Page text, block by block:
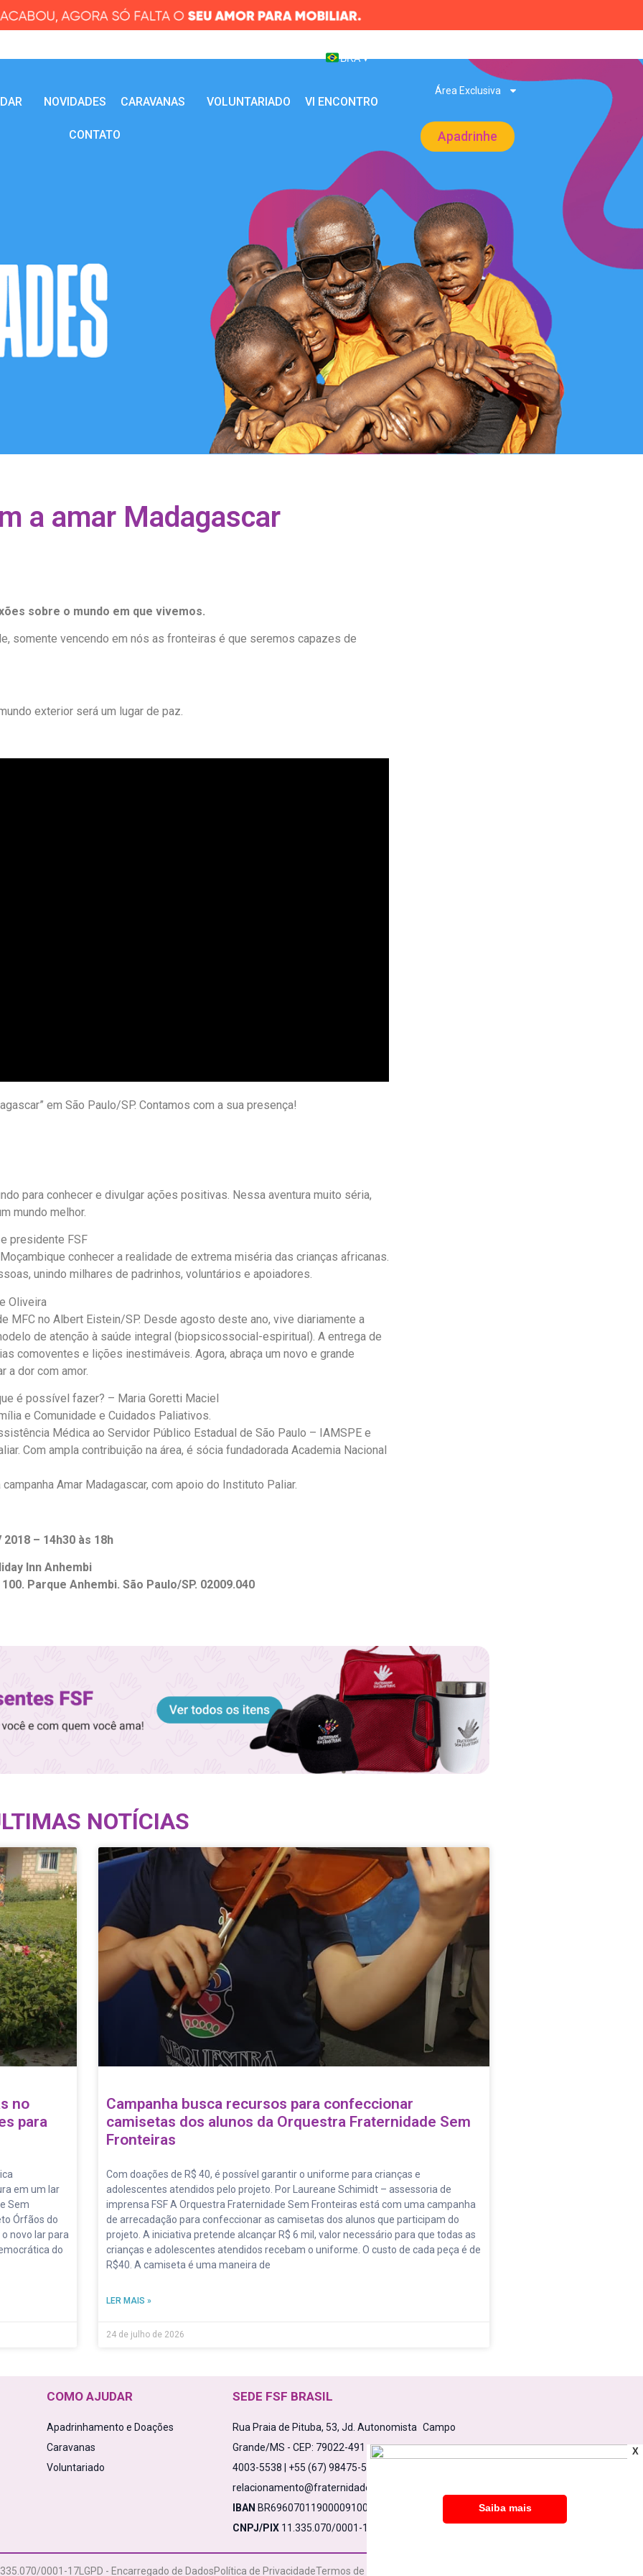
BRA ▾
NOVIDADES CARAVANAS VOLUNTARIADO VI ENCONTRO
CONTATO
Área Exclusiva
Apadrinhe
a amar Madagascar
sobre o mundo em que vivemos.
somente vencendo em nós as fronteiras é que seremos capazes de
exterior será um lugar de paz.
em São Paulo/SP. Contamos com a sua presença!
para conhecer e divulgar ações positivas. Nessa aventura muito séria,
mundo melhor.
presidente FSF
conhecer a realidade de extrema miséria das crianças africanas.
unindo milhares de padrinhos, voluntários e apoiadores.
Oliveira
MFC no Albert Eistein/SP. Desde agosto deste ano, vive diariamente a
de atenção à saúde integral (biopsicossocial-espiritual). A entrega de
comoventes e lições inestimáveis. Agora, abraça um novo e grande
a dor com amor.
é possível fazer? – Maria Goretti Maciel
e Comunidade e Cuidados Paliativos.
Médica ao Servidor Público Estadual de São Paulo – IAMSPE e
Com ampla contribuição na área, é sócia fundadorada Academia Nacional
Amar Madagascar, com apoio do Instituto Paliar.
2018 – 14h30 às 18h
Inn Anhembi
Parque Anhembi. São Paulo/SP. 02009.040
NOTÍCIAS
no
para
em um lar
Sem
Órfãos do
novo lar para
do
Campanha busca recursos para confeccionar
camisetas dos alunos da Orquestra Fraternidade Sem
Fronteiras
Com doações de R$ 40, é possível garantir o uniforme para crianças e
adolescentes atendidos pelo projeto. Por Laureane Schimidt – assessoria de
imprensa FSF A Orquestra Fraternidade Sem Fronteiras está com uma campanha
de arrecadação para confeccionar as camisetas dos alunos que participam do
projeto. A iniciativa pretende alcançar R$ 6 mil, valor necessário para que todas as
crianças e adolescentes atendidos recebam o uniforme. O custo de cada peça é de
R$40. A camiseta é uma maneira de
LER MAIS »
24 de julho de 2026
COMO AJUDAR
Apadrinhamento e Doações
Caravanas
Voluntariado
SEDE FSF BRASIL
Rua Praia de Pituba, 53, Jd. Autonomista Campo
Grande/MS - CEP: 79022-491
4003-5538 | +55 (67) 98475-5638
relacionamento@fraternidadesemfronteiras.org.br
IBAN BR6960701190000910000532861C1
CNPJ/PIX11.335.070/0001-17
0001-17LGPD - Encarregado de DadosPolítica de PrivacidadeTermos de Uso
X